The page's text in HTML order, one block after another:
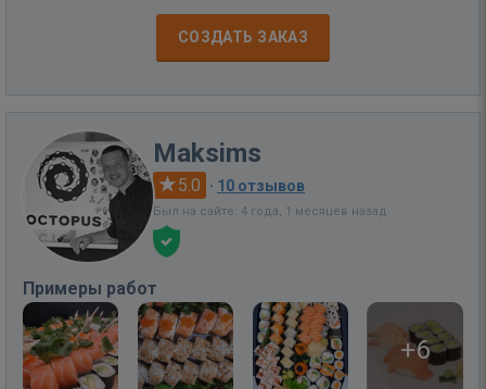
СОЗДАТЬ ЗАКАЗ
Maksims
5.0 · 10 отзывов
Был на сайте: 4 года, 1 месяцев назад
Примеры работ
+6